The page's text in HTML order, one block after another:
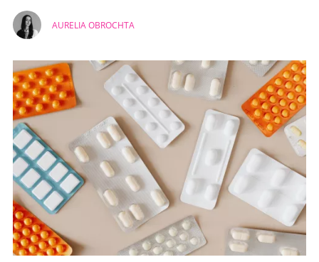
AURELIA OBROCHTA